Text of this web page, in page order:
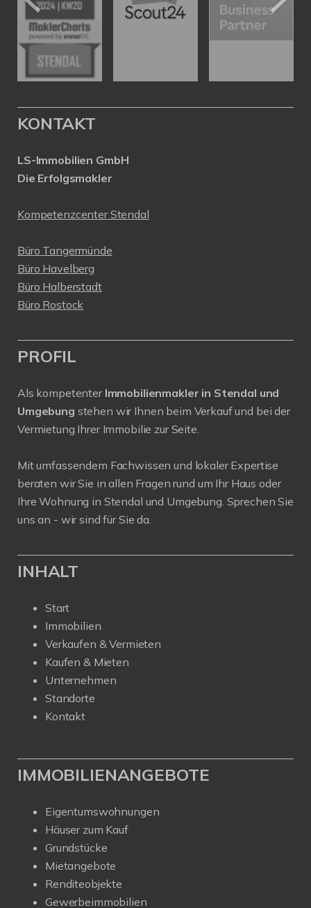
KONTAKT
LS-Immobilien GmbH
Die Erfolgsmakler
Kompetenzcenter Stendal
Büro Tangermünde
Büro Havelberg
Büro Halberstadt
Büro Rostock
PROFIL
Als kompetenter Immobilienmakler in Stendal und
Umgebung stehen wir Ihnen beim Verkauf und bei der
Vermietung Ihrer Immobilie zur Seite.
Mit umfassendem Fachwissen und lokaler Expertise
beraten wir Sie in allen Fragen rund um Ihr Haus oder
Ihre Wohnung in Stendal und Umgebung. Sprechen Sie
uns an - wir sind für Sie da.
INHALT
Start
Immobilien
Verkaufen & Vermieten
Kaufen & Mieten
Unternehmen
Standorte
Kontakt
IMMOBILIENANGEBOTE
Eigentumswohnungen
Häuser zum Kauf
Grundstücke
Mietangebote
Renditeobjekte
Gewerbeimmobilien